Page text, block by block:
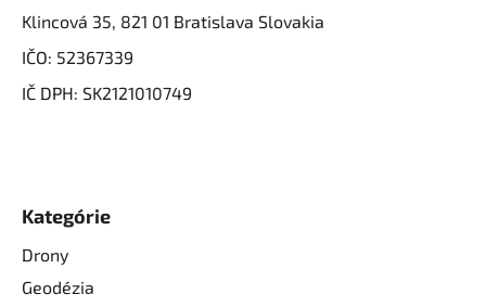
Klincová 35, 821 01 Bratislava Slovakia
IČO: 52367339
IČ DPH: SK2121010749
Kategórie
Drony
Geodézia